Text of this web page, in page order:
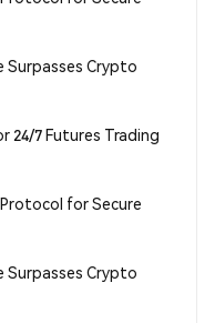
Surpasses Crypto
24/7 Futures Trading
for Secure
Surpasses Crypto